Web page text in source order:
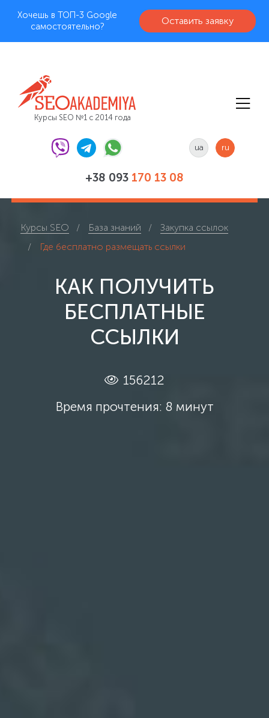
Хочешь в ТОП-3 Google
самостоятельно?
Оставить заявку
Курсы SEO №1 с 2014 года
+38 093 170 13 08
ua ru
Курсы SEO База знаний
Закупка ссылок
Где бесплатно размещать ссылки
КАК ПОЛУЧИТЬ
БЕСПЛАТНЫЕ
ССЫЛКИ
156212
Время прочтения: 8 минут